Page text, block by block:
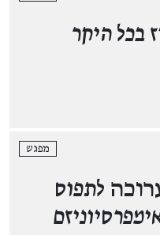
בכל היקר
מפגש
לתפוס